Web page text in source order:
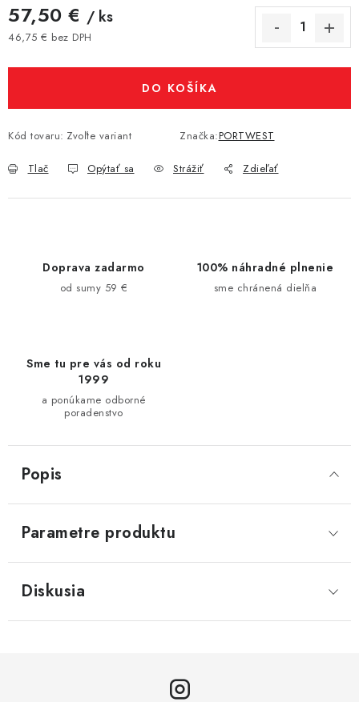
57,50 € / ks
46,75 € bez DPH
DO KOŠÍKA
Kód tovaru: Zvoľte variant Značka:PORTWEST
Tlač Opýtať sa Strážiť Zdieľať
Doprava zadarmo
od sumy 59 €
100% náhradné plnenie
sme chránená dielňa
Sme tu pre vás od roku
1999
a ponúkame odborné
poradenstvo
Popis
Parametre produktu
Diskusia